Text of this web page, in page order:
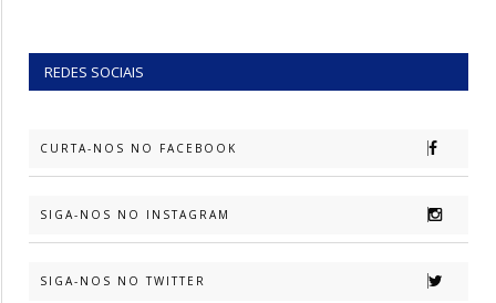
REDES SOCIAIS
CURTA-NOS NO FACEBOOK
SIGA-NOS NO INSTAGRAM
SIGA-NOS NO TWITTER